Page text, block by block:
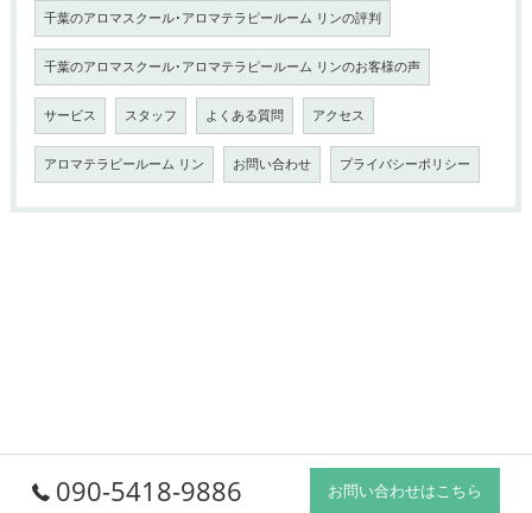
千葉のアロマスクール･アロマテラピールーム リンの評判
千葉のアロマスクール･アロマテラピールーム リンのお客様の声
サービス スタッフ よくある質問 アクセス
アロマテラピールーム リン お問い合わせ プライバシーポリシー
090-5418-9886 お問い合わせはこちら